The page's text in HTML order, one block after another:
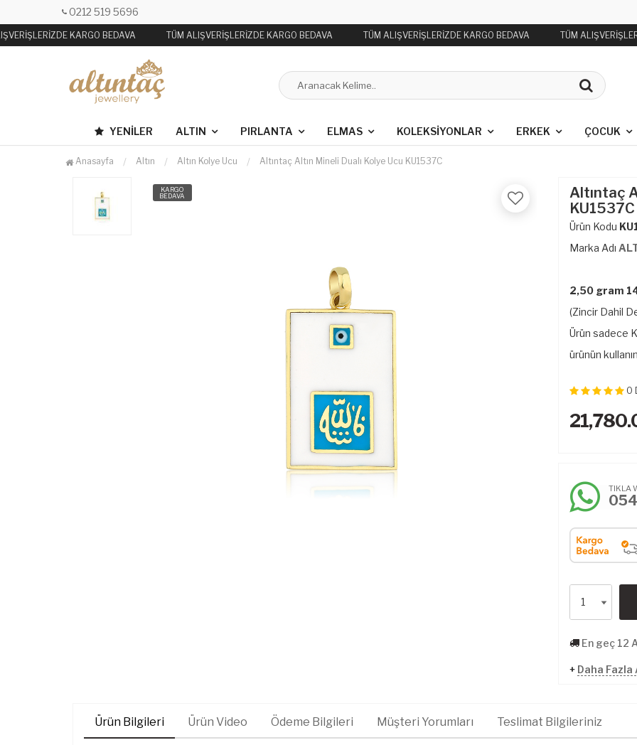
0212 519 5696
KARGO BEDAVA TÜM ALIŞVERİŞLERİZDE KARGO BEDAVA TÜM ALIŞVERİŞLERİZDE KARGO BEDAVA TÜM
YENILER ALTIN PIRLANTA ELMAS KOLEKSIYONLAR ERKEK ÇOCUK
Anasayfa Altın Altın Kolye Ucu Altıntaç Altın Mineli Dualı Kolye Ucu KU1537C
KARGO
BEDAVA
Altıntaç
KU1537C
Ürün Kodu
Marka Adı
2,50 gram
(Zincir Dahil
Ürün sadece
ürünün
0
TIKLA
En geç 12
+ Daha Fazla
Ürün Bilgileri Ürün Video Ödeme Bilgileri Müşteri Yorumları Teslimat Bilgileriniz